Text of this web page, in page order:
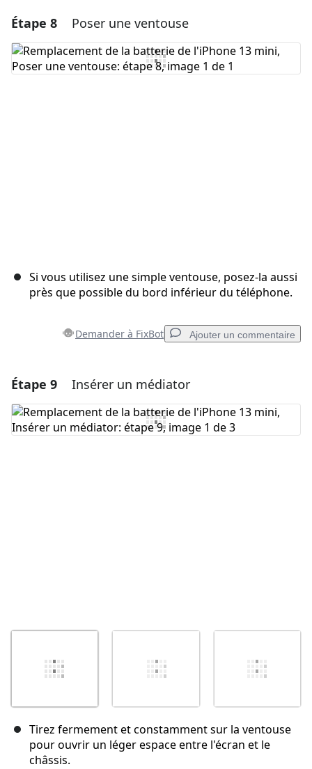
Ajouter un commentaire
Ajouter un commentaire
Étape 8 Poser une ventouse
Si vous utilisez une simple ventouse, posez-la aussi
près que possible du bord inférieur du téléphone.
Demander à FixBot Ajouter un commentaire
Ajouter un commentaire
Ajouter un commentaire
Étape 9 Insérer un médiator
Tirez fermement et constamment sur la ventouse
pour ouvrir un léger espace entre l'écran et le
châssis.